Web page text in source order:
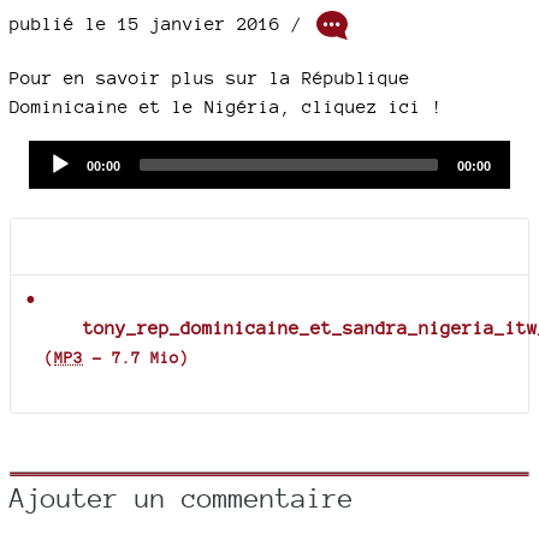
publié le 15 janvier 2016 /
Pour en savoir plus sur la République
Dominicaine et le Nigéria, cliquez ici !
Current
00:00
Total
00:00
(MP3 - 7.7 Mio)
Ajouter un commentaire